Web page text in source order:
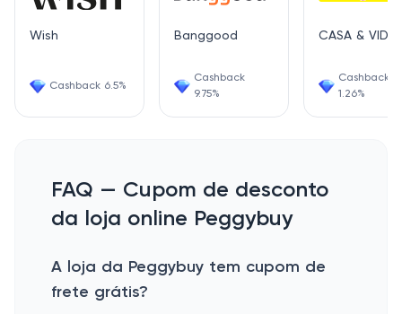
Wish
Cashback 6.5%
Banggood
Cashback
9.75%
CASA &
Cashback
1.26%
FAQ — Cupom de desconto
da loja online Peggybuy
A loja da Peggybuy tem cupom de
frete grátis?